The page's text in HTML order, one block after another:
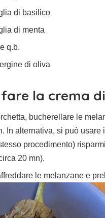
di basilico
di menta
q.b.
di oliva
fare la crema
bucherellare le
In alternativa, si può
procedimento)
20 mn).
le melanzane e